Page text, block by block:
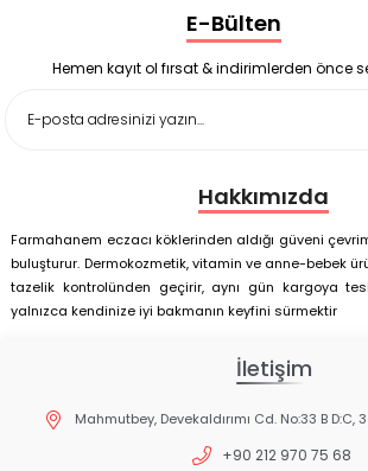
Enterogermina Family 5 ml 20 Flakon
Deep Flex Stres Azaltıcı ve Enerji
Matı Set 40x60 cm
Deep Flex Stres Azaltıcı ve Enerji
E-Bülten
Hemen kayıt ol fırsat & indirimlerden önce
Hakkımızda
Farmahanem eczacı köklerinden aldığı güveni
buluşturur. Dermokozmetik, vitamin ve anne-bebek
tazelik kontrolünden geçirir, aynı gün kargoya
yalnızca kendinize iyi bakmanın keyfini sürmektir
İletişim
Mahmutbey, Devekaldırımı Cd. No:33 B
+90 212 970 75 68